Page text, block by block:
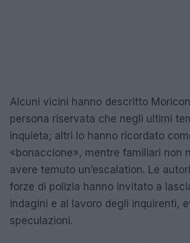
Alcuni vicini hanno descritto
persona riservata che negli ultimi
inquieta; altri lo hanno ricordato
«bonaccione», mentre familiari non
avere temuto un’escalation. Le
forze di polizia hanno invitato a
indagini e al lavoro degli inquirenti,
speculazioni.